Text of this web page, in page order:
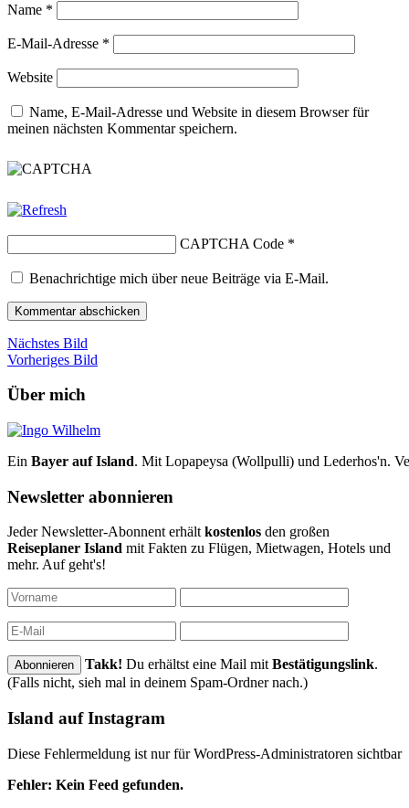
Name *
E-Mail-Adresse *
Website
Name, E-Mail-Adresse und Website in diesem Browser für
meinen nächsten Kommentar speichern.
CAPTCHA Code *
Benachrichtige mich über neue Beiträge via E-Mail.
Nächstes Bild
Vorheriges Bild
Über mich
Ein Bayer auf Island. Mit Lopapeysa (Wollpulli) und Lederhos'n.
Newsletter abonnieren
Jeder Newsletter-Abonnent erhältkostenlos den großen
Reiseplaner Island mit Fakten zu Flügen, Mietwagen, Hotels und
mehr. Auf geht's!
Takk! Du erhältst eine Mail mitBestätigungslink.
(Falls nicht, sieh mal in deinem Spam-Ordner nach.)
Island auf Instagram
Diese Fehlermeldung ist nur für WordPress-Administratoren sichtbar
Fehler: Kein Feed gefunden.